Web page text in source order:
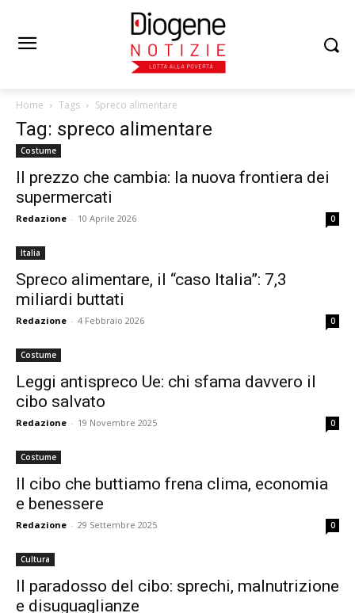
Home Tags Spreco alimentare
Tag: spreco alimentare
Costume
Il prezzo che cambia: la nuova frontiera dei
supermercati
Redazione - 10 Aprile 2026 0
Italia
Spreco alimentare, il “caso Italia”: 7,3
miliardi buttati
Redazione - 4 Febbraio 2026 0
Costume
Leggi antispreco Ue: chi sfama davvero il
cibo salvato
Redazione - 19 Novembre 2025 0
Costume
Il cibo che buttiamo frena clima, economia
e benessere
Redazione - 29 Settembre 2025 0
Cultura
Il paradosso del cibo: sprechi, malnutrizione
e disuguaglianze